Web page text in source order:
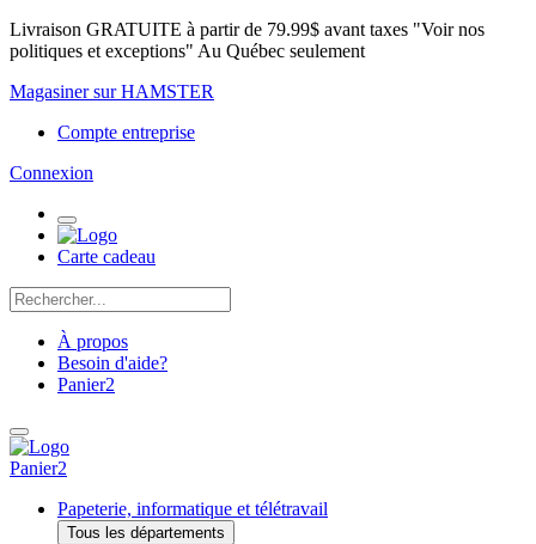
Livraison GRATUITE à partir de 79.99$ avant taxes "Voir nos
politiques et exceptions" Au Québec seulement
Magasiner sur HAMSTER
Compte entreprise
Connexion
Carte cadeau
À propos
Besoin d'aide?
Panier2
Panier2
Papeterie, informatique et télétravail
Tous les départements